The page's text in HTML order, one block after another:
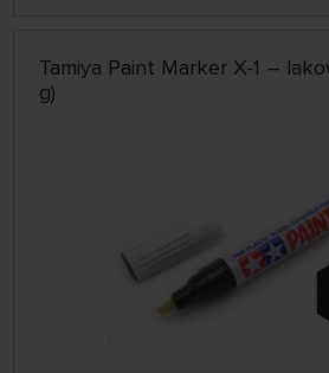
Tamiya Paint Marker X-1 –
g)